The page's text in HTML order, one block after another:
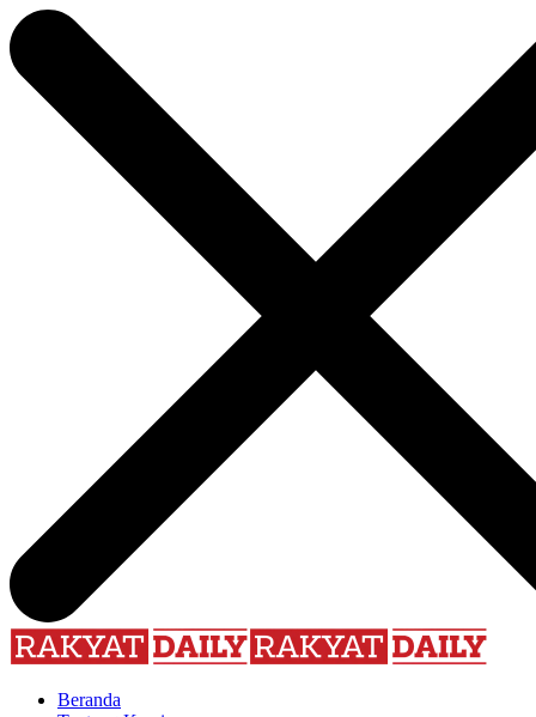
Beranda